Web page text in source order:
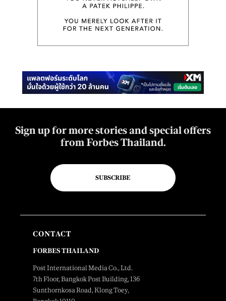
Sign up for more stories and special offers
from Forbes Thailand.
SUBSCRIBE
CONTACT
FORBES THAILAND
Post International Media Co., Ltd.
7th Floor, Bangkok Post Building, 136
Sunthornkosa Road, Klong Toey,